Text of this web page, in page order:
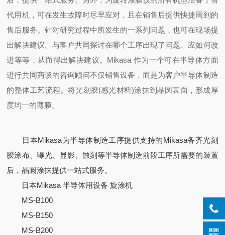
代用机，可在发生故障时尽早应对，且在销售后提供快捷周到的
售后服务。针对研究过程中所发生的一系列问题，也可在现场提
出解决建议。与客户共同探讨在哪个工序出现了问题、应如何改
进等等，从而得出解决建议。Mikasa 作为一个可在半导体方面
进行共同商谈的咨询顾问不仅销售设备，而是为客户半导体制造
的整体工艺流程。将光刻胶(感光材料)涂抹到晶圆表面，形成厚
度均一的薄膜。
日本Mikasa为半导体制造工序提供支持的Mikasa备齐光刻
胶涂布、曝光、显影、蚀刻等半导体制造前段工序所需要的装置
后，晶圆涂抹提供一站式服务。
日本Mikasa 半导体用设备 旋涂机
MS-B100
MS-B150
MS-B200